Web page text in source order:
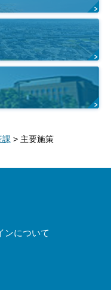
課 > 主要施策
ンについて